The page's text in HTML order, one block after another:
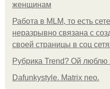
женщинам
Работа в MLM, то есть
неразрывно связана с
своей страницы в соц
Рубрика Trend? Ой люблю
Dafunkystyle. Matrix neo.